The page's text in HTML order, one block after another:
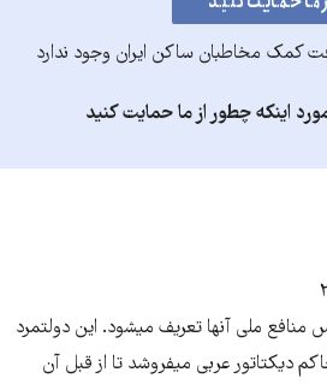
کمک مخاطبان ساکن ایران وجود ندارد
اینکه چطور از ما حمایت کنید
منافع ملی آنها تعریف میشود. این دولتمرد
دیکتاتور عربی میفروشد تا از قبل آن